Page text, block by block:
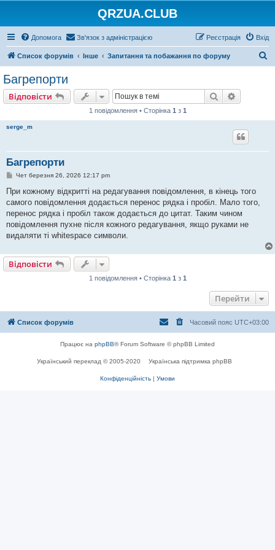
QRZUA.CLUB
Допомога Зв'язок з адміністрацією Вхід
Реєстрація
Список форумів Інше Запитання та побажання по форуму
Багрепорти
Відповісти Пошук
1 повідомлення • Сторінка 1 з 1
serge_m
Багрепорти
П
в
д
о
м
л
е
н
я
Чет березня 26, 2026 12:17 pm
При кожному відкритті на редагування повідомлення, в кінець того
самого повідомлення додається перенос рядка і пробіл. Мало того,
перенос рядка і пробіл також додається до цитат. Таким чином
повідомлення пухне після кожного редагування, якщо руками не
видаляти ті whitespace символи.
Відповісти
1 повідомлення • Сторінка 1 з 1
Перейти
Список форумів Часовий пояс UTC+03:00
Працює на phpBB® Forum Software © phpBB Limited
Український переклад © 2005-2020 Українська підтримка phpBB
Конфіденційність | Умови